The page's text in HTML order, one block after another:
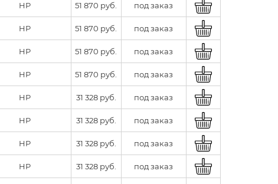
HP 51 870 руб. под заказ
HP 51 870 руб. под заказ
HP 51 870 руб. под заказ
HP 51 870 руб. под заказ
HP 31 328 руб. под заказ
HP 31 328 руб. под заказ
HP 31 328 руб. под заказ
HP 31 328 руб. под заказ